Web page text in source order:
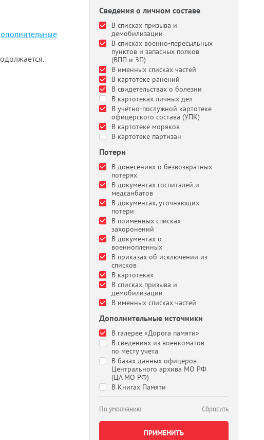
Сведения о личном составе
В списках призыва и
демобилизации
В списках военно-пересыльных
пунктов и запасных полков
(ВПП и ЗП)
В именных списках частей
В картотеке ранений
В свидетельствах о болезни
В картотеках личных дел
В учётно-послужной картотеке
офицерского состава (УПК)
В картотеке моряков
В картотеке партизан
Потери
В донесениях о безвозвратных
потерях
В документах госпиталей и
медсанбатов
В документах, уточняющих
потери
В поименных списках
захоронений
В документах о
военнопленных
В приказах об исключении из
списков
В картотеках
В списках призыва и
демобилизации
В именных списках частей
Дополнительные источники
В галерее «Дорога памяти»
В сведениях из военкоматов
по месту учета
В базах данных офицеров
Центрального архива МО РФ
(ЦА МО РФ)
В Книгах Памяти
По умолчанию Сбросить